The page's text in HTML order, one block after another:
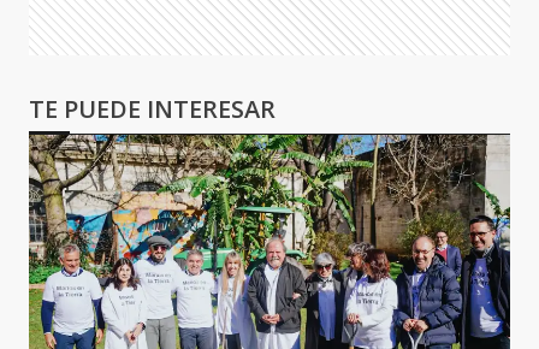
TE PUEDE INTERESAR